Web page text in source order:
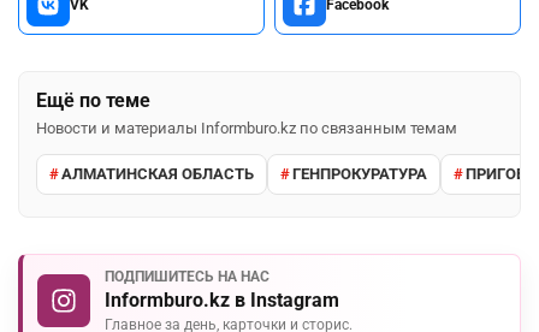
VK Facebook
Ещё по теме
Новости и материалы Informburo.kz по связанным темам
АЛМАТИНСКАЯ ОБЛАСТЬ ГЕНПРОКУРАТУРА
ПОДПИШИТЕСЬ НА НАС
Informburo.kz в Instagram
Главное за день, карточки и сторис.